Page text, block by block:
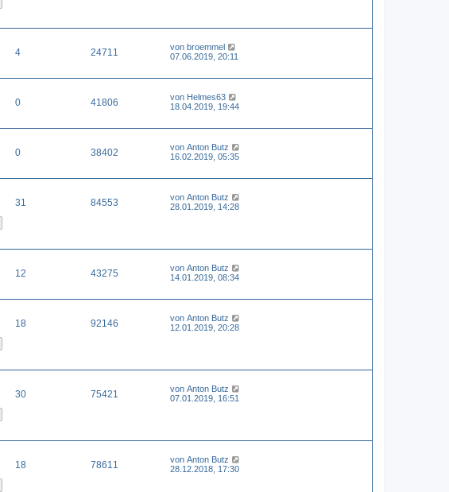
4 24711 von broemmel
07.06.2019, 20:11
0 41806 von Helmes63
18.04.2019, 19:44
0 38402 von Anton Butz
16.02.2019, 05:35
31 84553 von Anton Butz
28.01.2019, 14:28
12 43275 von Anton Butz
14.01.2019, 08:34
18 92146 von Anton Butz
12.01.2019, 20:28
30 75421 von Anton Butz
07.01.2019, 16:51
18 78611 von Anton Butz
28.12.2018, 17:30